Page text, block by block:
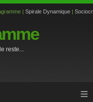
reste...
| Spirale Dynamique |
≡